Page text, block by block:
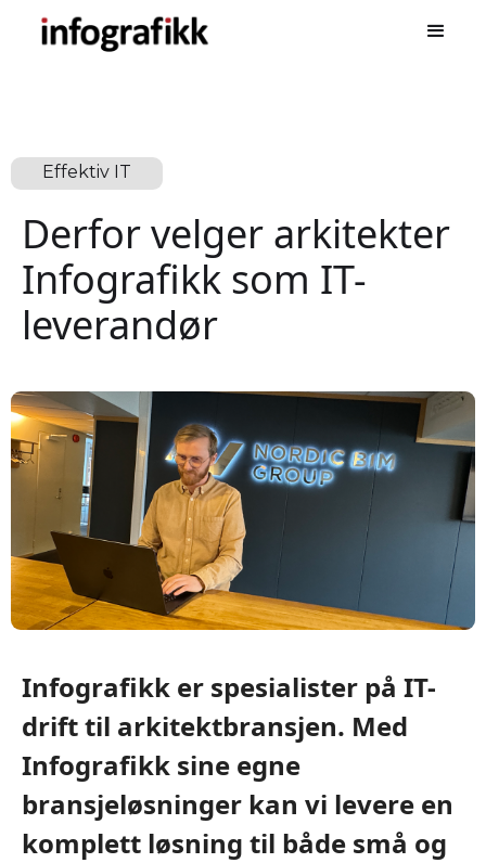
Effektiv IT
Derfor velger arkitekter
Infografikk som IT-
leverandør
Infografikk er spesialister på IT-
drift til arkitektbransjen. Med
Infografikk sine egne
bransjeløsninger kan vi levere en
komplett løsning til både små og